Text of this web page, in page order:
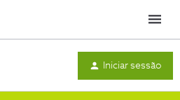
Menu
Iniciar sessão